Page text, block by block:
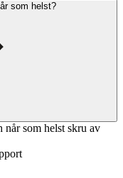
som helst?
når som helst skru av